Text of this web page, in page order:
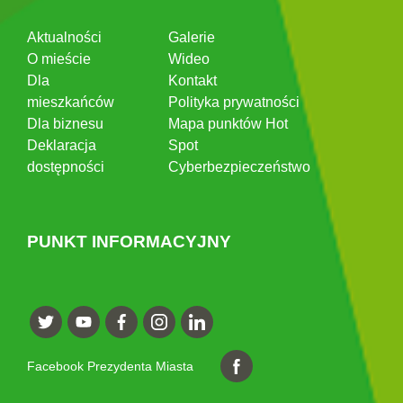
Aktualności
O mieście
Dla
mieszkańców
Dla biznesu
Deklaracja
dostępności
Galerie
Wideo
Kontakt
Polityka prywatności
Mapa punktów Hot
Spot
Cyberbezpieczeństwo
PUNKT INFORMACYJNY
Facebook Prezydenta Miasta